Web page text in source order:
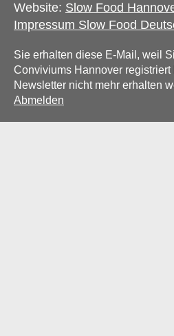
Website: Slow Food
Impressum Slow Food
Sie erhalten diese E-Mail, weil
Conviviums Hannover registriert
Newsletter nicht mehr erhalten
Abmelden